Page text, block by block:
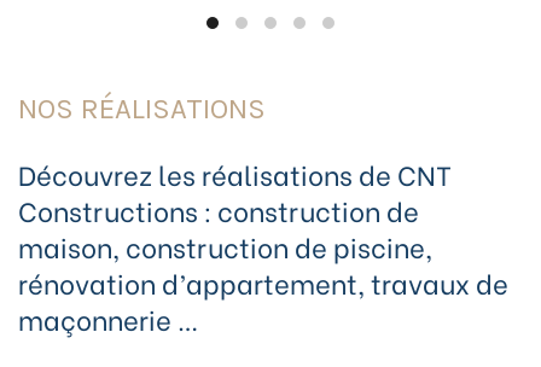
NOS RÉALISATIONS
Découvrez les réalisations de CNT
Constructions : construction de
maison, construction de piscine,
rénovation d’appartement, travaux de
maçonnerie …